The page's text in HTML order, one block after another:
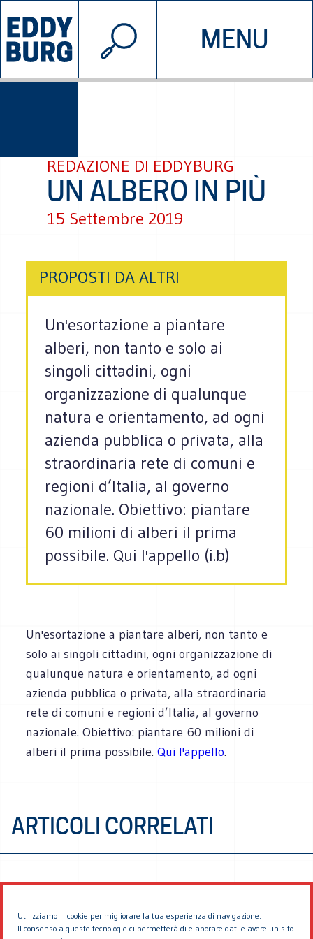
Utilizziamo i cookie per migliorare la tua esperienza di navigazione.
Il consenso a queste tecnologie ci permetterà di elaborare dati e avere un sito
MENU
INIZIATIVE CHI SIAMO
© 2026 EDDYBURG
REDAZIONE DI EDDYBURG
UN ALBERO IN PIÙ
15 Settembre 2019
PROPOSTI DA ALTRI
Un'esortazione a piantare
alberi, non tanto e solo ai
singoli cittadini, ogni
organizzazione di qualunque
natura e orientamento, ad ogni
azienda pubblica o privata, alla
straordinaria rete di comuni e
regioni d’Italia, al governo
nazionale. Obiettivo: piantare
60 milioni di alberi il prima
possibile. Qui l'appello (i.b)
Un'esortazione a piantare alberi, non tanto e
solo ai singoli cittadini, ogni organizzazione di
qualunque natura e orientamento, ad ogni
azienda pubblica o privata, alla straordinaria
rete di comuni e regioni d’Italia, al governo
nazionale. Obiettivo: piantare 60 milioni di
alberi il prima possibile.Qui l'appello.
ARTICOLI CORRELATI